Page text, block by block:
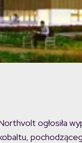
ogłosiła